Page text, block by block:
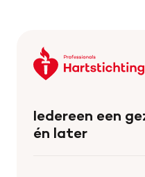
Keer
terug
homepage
Iedereen een
én later